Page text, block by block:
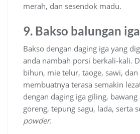
merah, dan sesendok madu.
9. Bakso balungan iga
Bakso dengan daging iga yang
anda nambah porsi berkali-kali.
bihun, mie telur, taoge, sawi, dan
membuatnya terasa semakin
dengan daging iga giling,
goreng, tepung sagu, lada, serta
powder.